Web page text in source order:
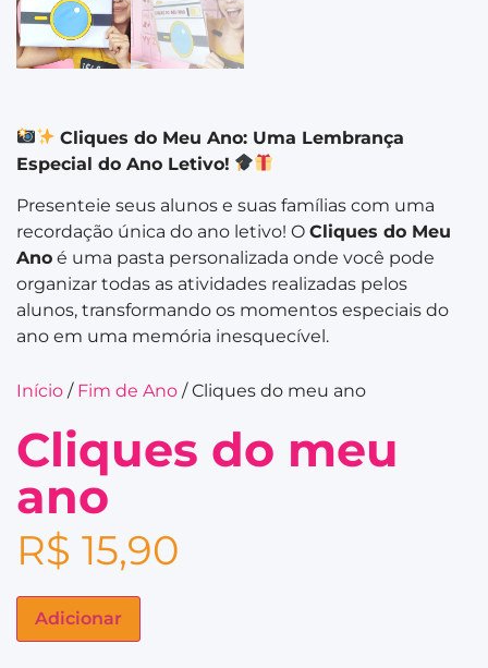
Cliques do Meu Ano: Uma Lembrança
Especial do Ano Letivo!
Presenteie seus alunos e suas famílias com uma
recordação única do ano letivo! O Cliques do Meu
Ano é uma pasta personalizada onde você pode
organizar todas as atividades realizadas pelos
alunos, transformando os momentos especiais do
ano em uma memória inesquecível.
Início / Fim de Ano / Cliques do meu ano
Cliques do meu
ano
R$ 15,90
Adicionar